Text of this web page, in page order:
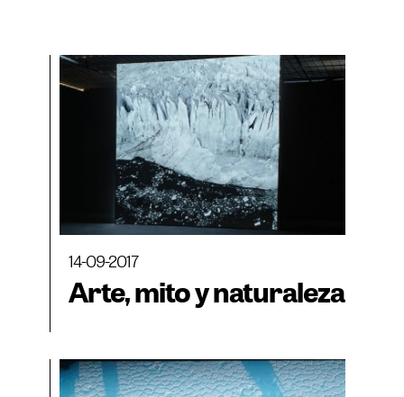
14-09-2017
Arte, mito y naturaleza